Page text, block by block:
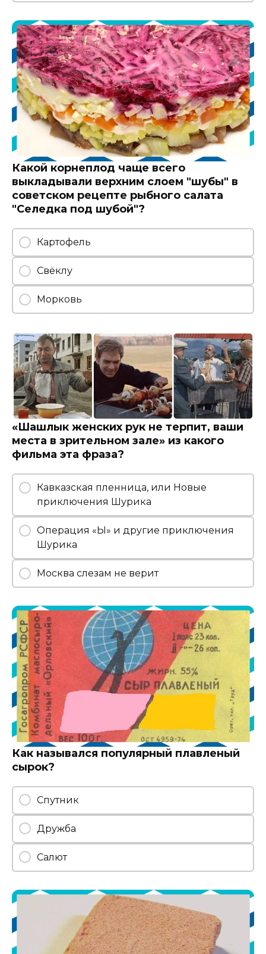
Какой корнеплод чаще всего
выкладывали верхним слоем "шубы" в
советском рецепте рыбного салата
"Селедка под шубой"?
Картофель
Свёклу
Морковь
«Шашлык женских рук не терпит, ваши
места в зрительном зале» из какого
фильма эта фраза?
Кавказская пленница, или Новые
приключения Шурика
Операция «Ы» и другие приключения
Шурика
Москва слезам не верит
Как назывался популярный плавленый
сырок?
Спутник
Дружба
Салют